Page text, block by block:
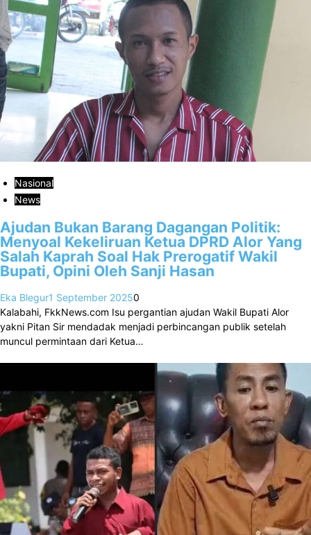
Nasional
News
Ajudan Bukan Barang Dagangan Politik:
Menyoal Kekeliruan Ketua DPRD Alor Yang
Salah Kaprah Soal Hak Prerogatif Wakil
Bupati, Opini Oleh Sanji Hasan
Eka Blegur1 September 20250
Kalabahi, FkkNews.com Isu pergantian ajudan Wakil Bupati Alor
yakni Pitan Sir mendadak menjadi perbincangan publik setelah
muncul permintaan dari Ketua…